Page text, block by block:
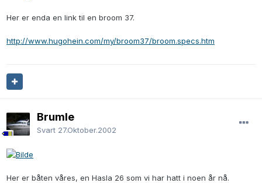
Her er enda en link til en broom 37.
http://www.hugohein.com/my/broom37/broom.specs.htm
Brumle
Svart 27.Oktober.2002
Her er båten våres, en Hasla 26 som vi har hatt i noen år nå.